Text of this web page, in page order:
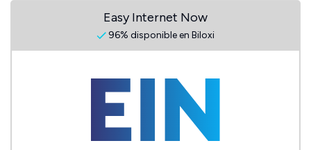
Easy Internet Now
96% disponible en Biloxi